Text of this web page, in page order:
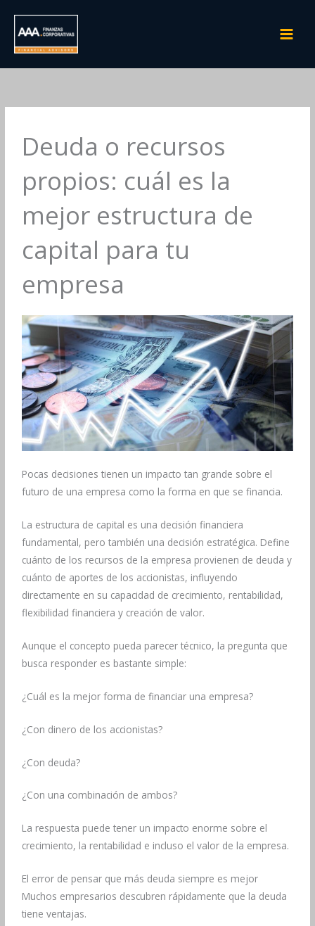
contenido
Deuda o recursos
propios: cuál es la
mejor estructura de
capital para tu
empresa
Pocas decisiones tienen un impacto tan grande sobre el
futuro de una empresa como la forma en que se financia.
La estructura de capital es una decisión financiera
fundamental, pero también una decisión estratégica. Define
cuánto de los recursos de la empresa provienen de deuda y
cuánto de aportes de los accionistas, influyendo
directamente en su capacidad de crecimiento, rentabilidad,
flexibilidad financiera y creación de valor.
Aunque el concepto pueda parecer técnico, la pregunta que
busca responder es bastante simple:
¿Cuál es la mejor forma de financiar una empresa?
¿Con dinero de los accionistas?
¿Con deuda?
¿Con una combinación de ambos?
La respuesta puede tener un impacto enorme sobre el
crecimiento, la rentabilidad e incluso el valor de la empresa.
El error de pensar que más deuda siempre es mejor
Muchos empresarios descubren rápidamente que la deuda
tiene ventajas.